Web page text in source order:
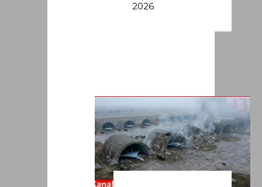
2026